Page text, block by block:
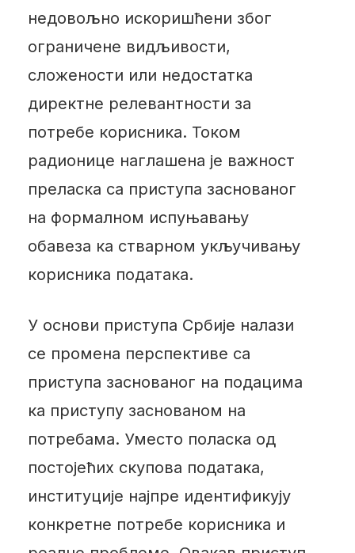
недовољно искоришћени због
ограничене видљивости,
сложености или недостатка
директне релевантности за
потребе корисника. Током
радионице наглашена је важност
преласка са приступа заснованог
на формалном испуњавању
обавеза ка стварном укључивању
корисника података.
У основи приступа Србије налази
се промена перспективе са
приступа заснованог на подацима
ка приступу заснованом на
потребама. Уместо поласка од
постојећих скупова података,
институције најпре идентификују
конкретне потребе корисника и